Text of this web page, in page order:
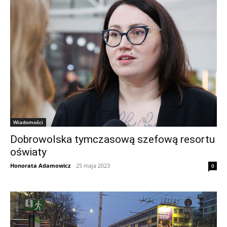
Wiadomości
Dobrowolska tymczasową szefową resortu
oświaty
Honorata Adamowicz - 25 maja 2023 0